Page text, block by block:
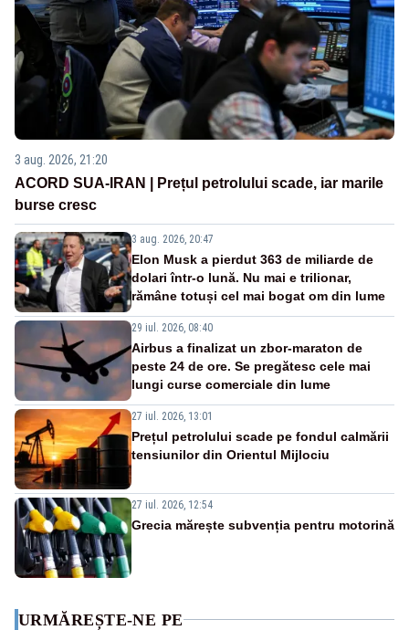
3 aug. 2026, 21:20
ACORD SUA-IRAN | Prețul petrolului scade, iar marile
burse cresc
3 aug. 2026, 20:47
Elon Musk a pierdut 363 de miliarde de
dolari într-o lună. Nu mai e trilionar,
rămâne totuși cel mai bogat om din lume
29 iul. 2026, 08:40
Airbus a finalizat un zbor-maraton de
peste 24 de ore. Se pregătesc cele mai
lungi curse comerciale din lume
27 iul. 2026, 13:01
Prețul petrolului scade pe fondul calmării
tensiunilor din Orientul Mijlociu
27 iul. 2026, 12:54
Grecia mărește subvenția pentru motorină
URMĂREȘTE-NE PE